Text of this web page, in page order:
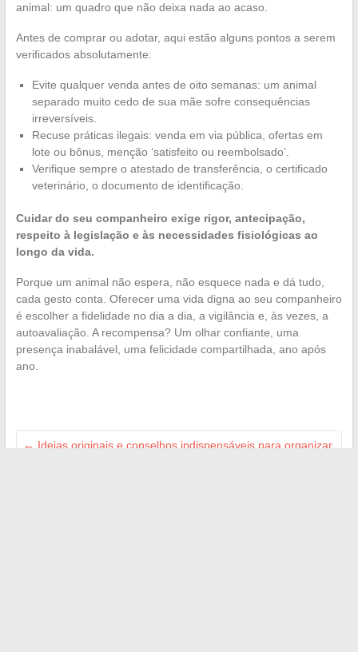
animal: um quadro que não deixa nada ao acaso.
Antes de comprar ou adotar, aqui estão alguns pontos a serem
verificados absolutamente:
Evite qualquer venda antes de oito semanas: um animal
separado muito cedo de sua mãe sofre consequências
irreversíveis.
Recuse práticas ilegais: venda em via pública, ofertas em
lote ou bônus, menção ‘satisfeito ou reembolsado’.
Verifique sempre o atestado de transferência, o certificado
veterinário, o documento de identificação.
Cuidar do seu companheiro exige rigor, antecipação,
respeito à legislação e às necessidades fisiológicas ao
longo da vida.
Porque um animal não espera, não esquece nada e dá tudo,
cada gesto conta. Oferecer uma vida digna ao seu companheiro
é escolher a fidelidade no dia a dia, a vigilância e, às vezes, a
autoavaliação. A recompensa? Um olhar confiante, uma
presença inabalável, uma felicidade compartilhada, ano após
ano.
← Ideias originais e conselhos indispensáveis para organizar